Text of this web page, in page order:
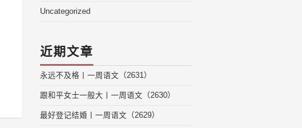
Uncategorized
近期文章
永远不及格丨一周语文（2631）
跟和平女士一般大丨一周语文（2630）
最好登记结婚丨一周语文（2629）